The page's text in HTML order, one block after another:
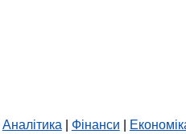
Аналітика Фінанси